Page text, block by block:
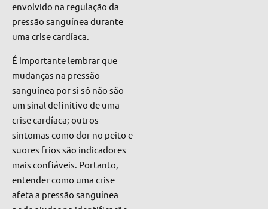
envolvido na regulação da
pressão sanguínea durante
uma crise cardíaca.
É importante lembrar que
mudanças na pressão
sanguínea por si só não são
um sinal definitivo de uma
crise cardíaca; outros
sintomas como dor no peito e
suores frios são indicadores
mais confiáveis. Portanto,
entender como uma crise
afeta a pressão sanguínea